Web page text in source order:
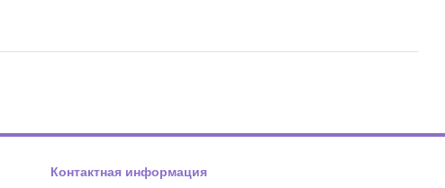
Контактная информация